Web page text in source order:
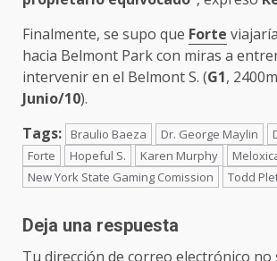
Finalmente, se supo que Forte
hacia Belmont Park con miras a
intervenir en el Belmont S. (G1,
Junio/10).
Tags:
Braulio Baeza Dr. George Maylin
Forte
Hopeful S. Karen Murphy
New York State Gaming Comission
Todd
Deja una respuesta
Tu dirección de correo electrónico no